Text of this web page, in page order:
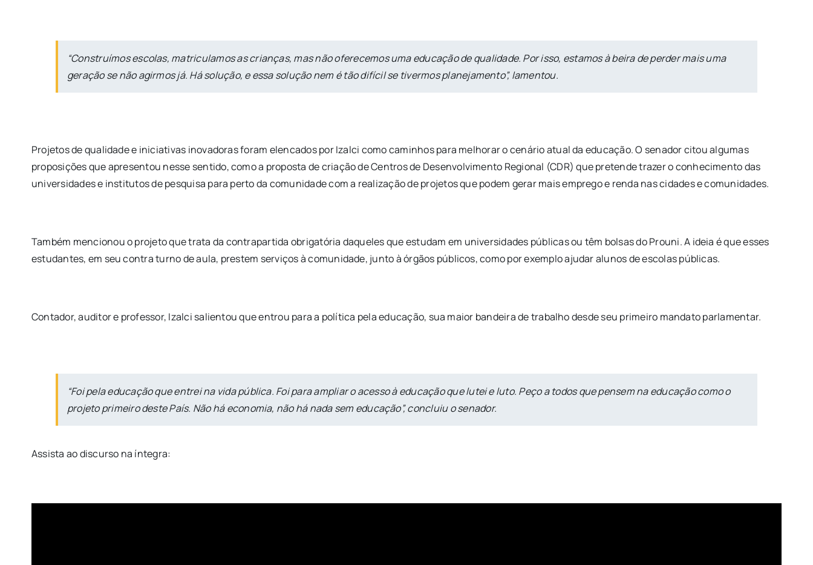
“Construímos escolas, matriculamos as crianças, mas não oferecemos uma educação de qualidade. Por isso, estamos à beira de perder mais uma
geração se não agirmos já. Há solução, e essa solução nem é tão difícil se tivermos planejamento”, lamentou.
Projetos de qualidade e iniciativas inovadoras foram elencados por Izalci como caminhos para melhorar o cenário atual da educação. O senador citou algumas
proposições que apresentou nesse sentido, como a proposta de criação de Centros de Desenvolvimento Regional (CDR) que pretende trazer o conhecimento das
universidades e institutos de pesquisa para perto da comunidade com a realização de projetos que podem gerar mais emprego e renda nas cidades e comunidades.
Também mencionou o projeto que trata da contrapartida obrigatória daqueles que estudam em universidades públicas ou têm bolsas do Prouni. A ideia é que esses
estudantes, em seu contra turno de aula, prestem serviços à comunidade, junto à órgãos públicos, como por exemplo ajudar alunos de escolas públicas.
Contador, auditor e professor, Izalci salientou que entrou para a política pela educação, sua maior bandeira de trabalho desde seu primeiro mandato parlamentar.
“Foi pela educação que entrei na vida pública. Foi para ampliar o acesso à educação que lutei e luto. Peço a todos que pensem na educação como o
projeto primeiro deste País. Não há economia, não há nada sem educação”, concluiu o senador.
Assista ao discurso na íntegra: